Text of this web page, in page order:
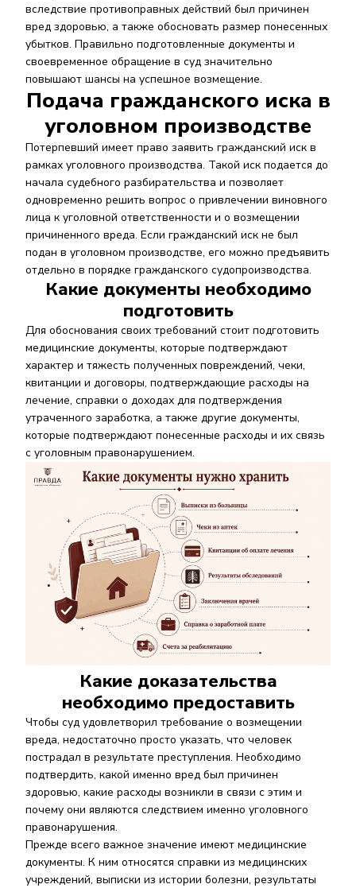
вследствие противоправных действий был причинен
вред здоровью, а также обосновать размер понесенных
убытков. Правильно подготовленные документы и
своевременное обращение в суд значительно
повышают шансы на успешное возмещение.
Подача гражданского иска в
уголовном производстве
Потерпевший имеет право заявить гражданский иск в
рамках уголовного производства. Такой иск подается до
начала судебного разбирательства и позволяет
одновременно решить вопрос о привлечении виновного
лица к уголовной ответственности и о возмещении
причиненного вреда. Если гражданский иск не был
подан в уголовном производстве, его можно предъявить
отдельно в порядке гражданского судопроизводства.
Какие документы необходимо
подготовить
Для обоснования своих требований стоит подготовить
медицинские документы, которые подтверждают
характер и тяжесть полученных повреждений, чеки,
квитанции и договоры, подтверждающие расходы на
лечение, справки о доходах для подтверждения
утраченного заработка, а также другие документы,
которые подтверждают понесенные расходы и их связь
с уголовным правонарушением.
Какие доказательства
необходимо предоставить
Чтобы суд удовлетворил требование о возмещении
вреда, недостаточно просто указать, что человек
пострадал в результате преступления. Необходимо
подтвердить, какой именно вред был причинен
здоровью, какие расходы возникли в связи с этим и
почему они являются следствием именно уголовного
правонарушения.
Прежде всего важное значение имеют медицинские
документы. К ним относятся справки из медицинских
учреждений, выписки из истории болезни, результаты